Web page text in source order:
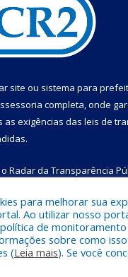
site ou sistema para
completa, onde
as exigências das leis de
Radar da Transparência
reservados a Prefeitura
Jesus do Tocantins.
para melhorar sua
Ao utilizar nosso
de monitoramento
sobre como
(Leia mais). Se você